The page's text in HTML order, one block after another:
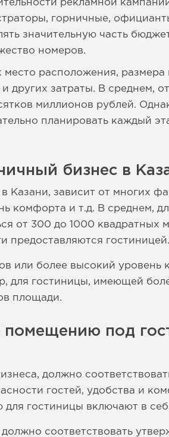
рекламной
горничные,
значительную часть
номеров.
расположения, размера
других затраты. В среднем,
миллионов рублей.
планировать каждый
бизнес в
Казани, зависит от многих
комфорта и т.д. В среднем,
от 300 до 1000 квадратных
предоставляются гостиницей.
или более высокий уровень
для гостиницы, имеющей
площади.
помещению под
должно
гостей, удобства и
гостиницы включают в
соответствовать